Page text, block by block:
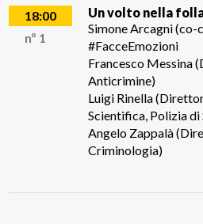
18:00
nº 1
Un volto nella
Simone Arcagni
#FacceEmozioni
Francesco Messina
Anticrimine)
Luigi Rinella
Scientifica, Polizia di
Angelo Zappalà
Criminologia)